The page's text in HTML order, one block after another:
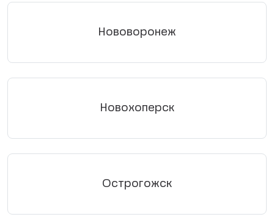
Нововоронеж
Новохоперск
Острогожск